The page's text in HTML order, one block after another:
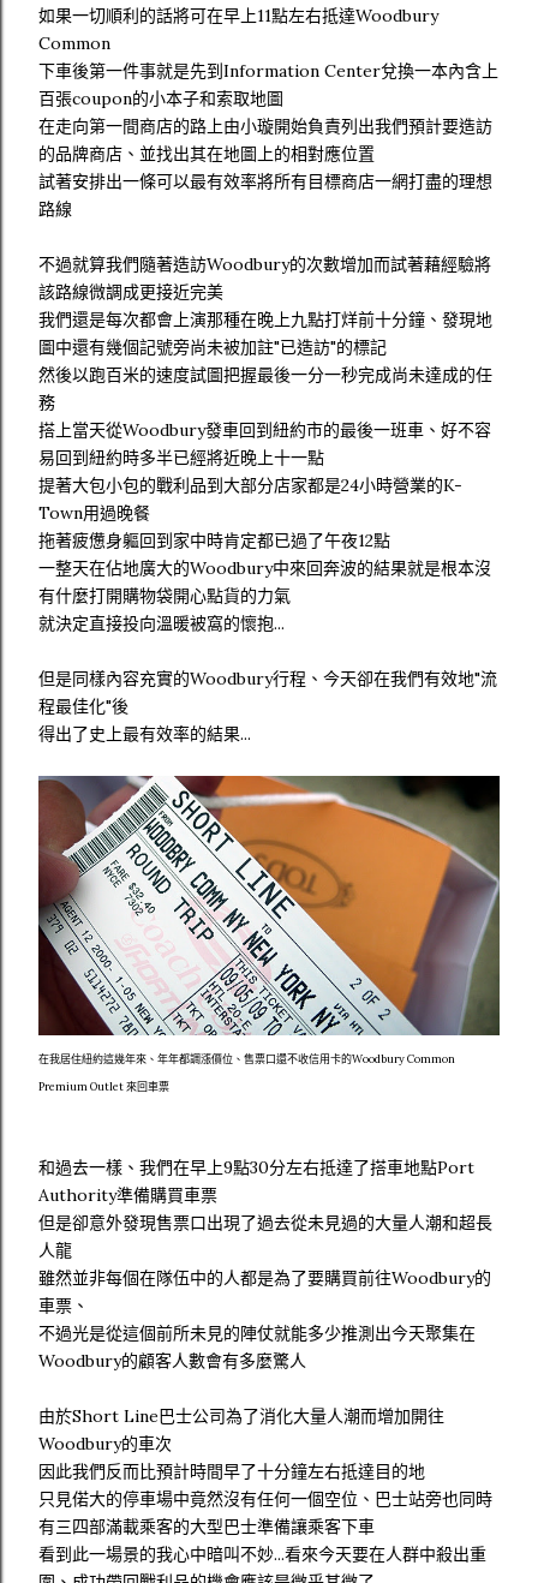
如果一切順利的話將可在早上11點左右抵達Woodbury
Common
下車後第一件事就是先到Information Center兌換一本內含上
百張coupon的小本子和索取地圖
在走向第一間商店的路上由小璇開始負責列出我們預計要造訪
的品牌商店、並找出其在地圖上的相對應位置
試著安排出一條可以最有效率將所有目標商店一網打盡的理想
路線
不過就算我們隨著造訪Woodbury的次數增加而試著藉經驗將
該路線微調成更接近完美
我們還是每次都會上演那種在晚上九點打烊前十分鐘、發現地
圖中還有幾個記號旁尚未被加註"已造訪"的標記
然後以跑百米的速度試圖把握最後一分一秒完成尚未達成的任
務
搭上當天從Woodbury發車回到紐約市的最後一班車、好不容
易回到紐約時多半已經將近晚上十一點
提著大包小包的戰利品到大部分店家都是24小時營業的K-
Town用過晚餐
拖著疲憊身軀回到家中時肯定都已過了午夜12點
一整天在佔地廣大的Woodbury中來回奔波的結果就是根本沒
有什麼打開購物袋開心點貨的力氣
就決定直接投向溫暖被窩的懷抱...
但是同樣內容充實的Woodbury行程、今天卻在我們有效地"流
程最佳化"後
得出了史上最有效率的結果...
在我居住紐約這幾年來、年年都調漲價位、售票口還不收信用卡的Woodbury Common
Premium Outlet 來回車票
和過去一樣、我們在早上9點30分左右抵達了搭車地點Port
Authority準備購買車票
但是卻意外發現售票口出現了過去從未見過的大量人潮和超長
人龍
雖然並非每個在隊伍中的人都是為了要購買前往Woodbury的
車票、
不過光是從這個前所未見的陣仗就能多少推測出今天聚集在
Woodbury的顧客人數會有多麼驚人
由於Short Line巴士公司為了消化大量人潮而增加開往
Woodbury的車次
因此我們反而比預計時間早了十分鐘左右抵達目的地
只見偌大的停車場中竟然沒有任何一個空位、巴士站旁也同時
有三四部滿載乘客的大型巴士準備讓乘客下車
看到此一場景的我心中暗叫不妙...看來今天要在人群中殺出重